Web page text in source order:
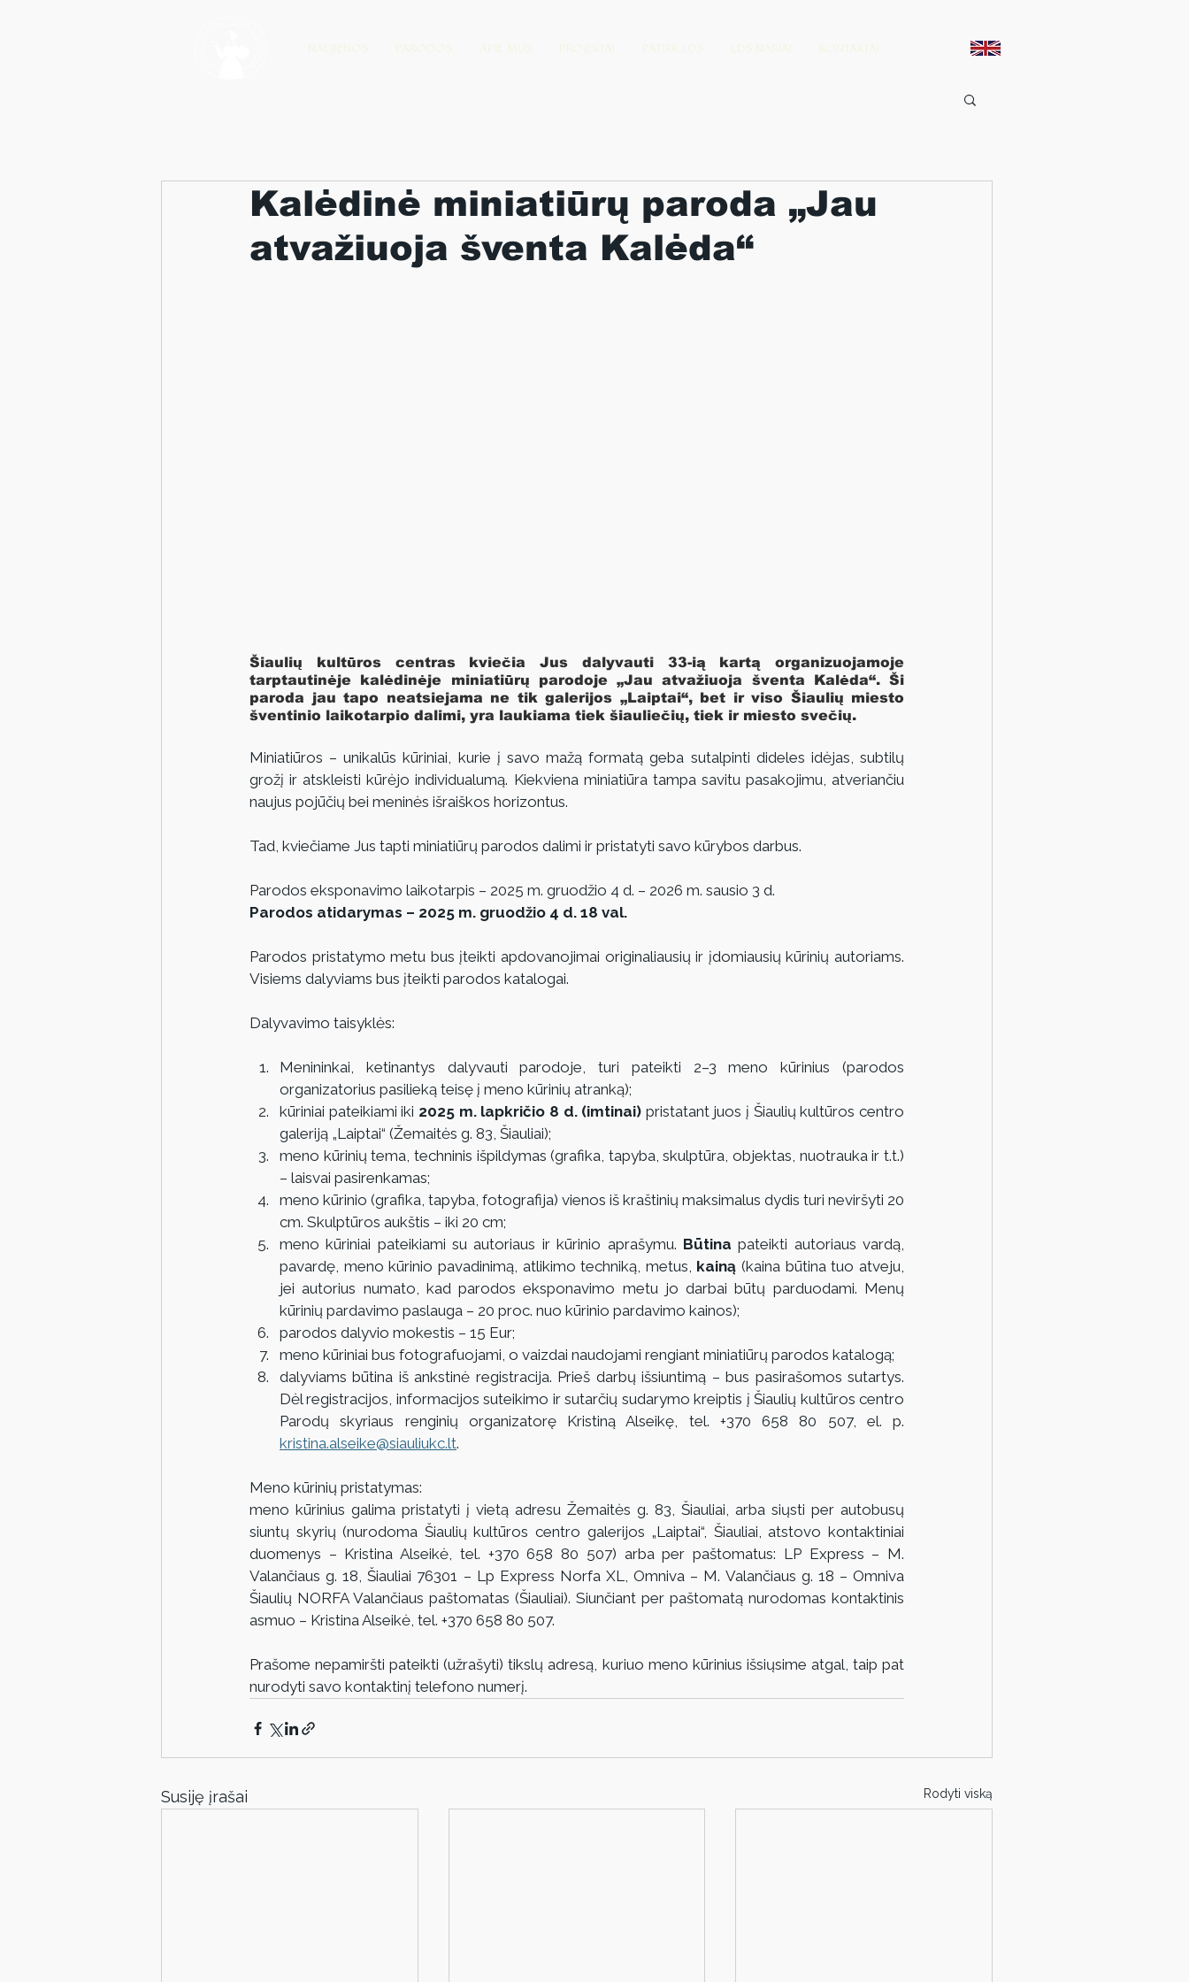
Kalėdinė miniatiūrų paroda „Jau
atvažiuoja šventa Kalėda“
Šiaulių kultūros centras kviečia Jus dalyvauti 33-ią kartą organizuojamoje
tarptautinėje kalėdinėje miniatiūrų parodoje „Jau atvažiuoja šventa Kalėda“. Ši
paroda jau tapo neatsiejama ne tik galerijos „Laiptai“, bet ir viso Šiaulių miesto
šventinio laikotarpio dalimi, yra laukiama tiek šiauliečių, tiek ir miesto svečių.
Miniatiūros – unikalūs kūriniai, kurie į savo mažą formatą geba sutalpinti dideles idėjas, subtilų
grožį ir atskleisti kūrėjo individualumą. Kiekviena miniatiūra tampa savitu pasakojimu, atveriančiu
naujus pojūčių bei meninės išraiškos horizontus.
Tad, kviečiame Jus tapti miniatiūrų parodos dalimi ir pristatyti savo kūrybos darbus.
Parodos eksponavimo laikotarpis – 2025 m. gruodžio 4 d. – 2026 m. sausio 3 d.
Parodos atidarymas – 2025 m. gruodžio 4 d. 18 val.
Parodos pristatymo metu bus įteikti apdovanojimai originaliausių ir įdomiausių kūrinių autoriams.
Visiems dalyviams bus įteikti parodos katalogai.
Dalyvavimo taisyklės:
Menininkai, ketinantys dalyvauti parodoje, turi pateikti 2–3 meno kūrinius (parodos
organizatorius pasilieką teisę į meno kūrinių atranką);
kūriniai pateikiami iki 2025 m. lapkričio 8 d. (imtinai) pristatant juos į Šiaulių kultūros centro
galeriją „Laiptai“ (Žemaitės g. 83, Šiauliai);
meno kūrinių tema, techninis išpildymas (grafika, tapyba, skulptūra, objektas, nuotrauka ir t.t.)
– laisvai pasirenkamas;
meno kūrinio (grafika, tapyba, fotografija) vienos iš kraštinių maksimalus dydis turi neviršyti 20
cm. Skulptūros aukštis – iki 20 cm;
meno kūriniai pateikiami su autoriaus ir kūrinio aprašymu. Būtina pateikti autoriaus vardą,
pavardę, meno kūrinio pavadinimą, atlikimo techniką, metus, kainą (kaina būtina tuo atveju,
jei autorius numato, kad parodos eksponavimo metu jo darbai būtų parduodami. Menų
kūrinių pardavimo paslauga – 20 proc. nuo kūrinio pardavimo kainos);
parodos dalyvio mokestis – 15 Eur;
meno kūriniai bus fotografuojami, o vaizdai naudojami rengiant miniatiūrų parodos katalogą;
dalyviams būtina iš ankstinė registracija. Prieš darbų išsiuntimą – bus pasirašomos sutartys.
Dėl registracijos, informacijos suteikimo ir sutarčių sudarymo kreiptis į Šiaulių kultūros centro
kristina.alseike@siauliukc.lt.
Meno kūrinių pristatymas:
meno kūrinius galima pristatyti į vietą adresu Žemaitės g. 83, Šiauliai, arba siųsti per autobusų
siuntų skyrių (nurodoma Šiaulių kultūros centro galerijos „Laiptai“, Šiauliai, atstovo kontaktiniai
duomenys – Kristina Alseikė, tel. +370 658 80 507) arba per paštomatus: LP Express – M.
Valančiaus g. 18, Šiauliai 76301 – Lp Express Norfa XL, Omniva – M. Valančiaus g. 18 – Omniva
Šiaulių NORFA Valančiaus paštomatas (Šiauliai). Siunčiant per paštomatą nurodomas kontaktinis
asmuo – Kristina Alseikė, tel. +370 658 80 507.
Prašome nepamiršti pateikti (užrašyti) tikslų adresą, kuriuo meno kūrinius išsiųsime atgal, taip pat
nurodyti savo kontaktinį telefono numerį.
Susiję įrašai Rodyti viską